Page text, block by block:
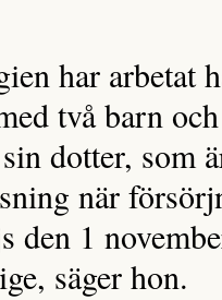
har arbetat
två barn
dotter, som
när
den 1
säger hon.